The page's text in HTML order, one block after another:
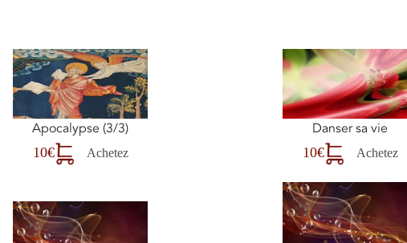
Apocalypse (3/3)
10€ Achetez
Danser sa vie
10€ Achetez